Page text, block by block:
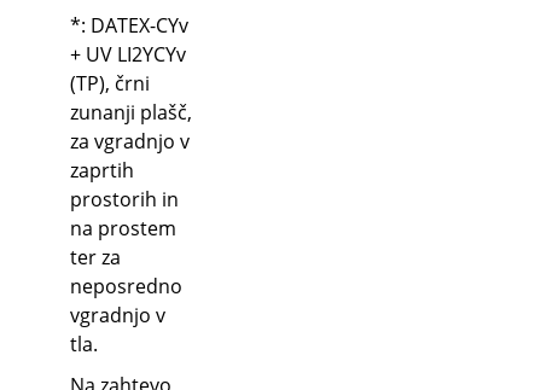
*: DATEX-CYv
+ UV LI2YCYv
(TP), črni
zunanji plašč,
za vgradnjo v
zaprtih
prostorih in
na prostem
ter za
neposredno
vgradnjo v
tla.